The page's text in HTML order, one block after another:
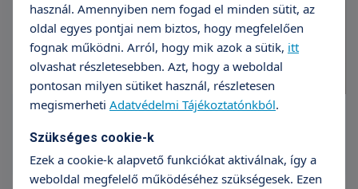
Gyermek-gasztroenterológus érkezik a
TritonLife Kapos Medicalhoz
Elolvasom
használ. Amennyiben nem fogad el minden sütit, az
oldal egyes pontjai nem biztos, hogy megfelelően
fognak működni. Arról, hogy mik azok a sütik, itt
olvashat részletesebben. Azt, hogy a weboldal
pontosan milyen sütiket használ, részletesen
megismerheti Adatvédelmi Tájékoztatónkból.
Szükséges cookie-k
Ezek a cookie-k alapvető funkciókat aktiválnak, így a
weboldal megfelelő működéséhez szükségesek. Ezen